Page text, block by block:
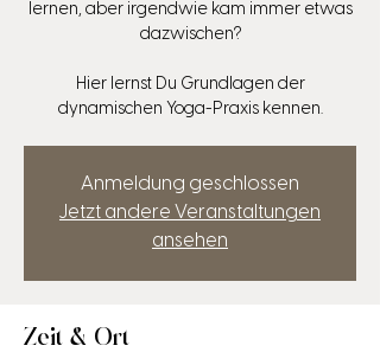
lernen, aber irgendwie kam immer etwas
dazwischen?
Hier lernst Du Grundlagen der
dynamischen Yoga-Praxis kennen.
Anmeldung geschlossen
Jetzt andere Veranstaltungen
ansehen
Zeit & Ort